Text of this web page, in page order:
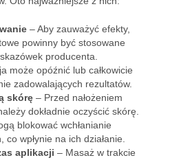
– Aby zauważyć efekty,
powinny być stosowane
producenta.
może opóźnić lub całkowicie
zadowalających rezultatów.
skórę – Przed nałożeniem
dokładnie oczyścić skórę.
blokować wchłanianie
wpłynie na ich działanie.
aplikacji – Masaż w trakcie